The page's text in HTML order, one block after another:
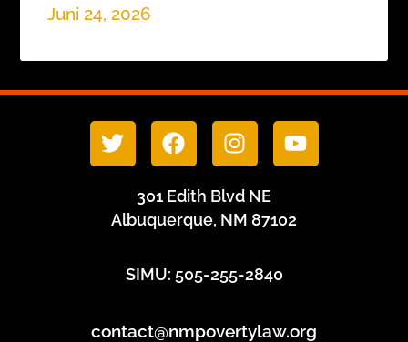
Juni 24, 2026
301 Edith Blvd NE
Albuquerque, NM 87102
SIMU: 505-255-2840
contact@nmpovertylaw.org